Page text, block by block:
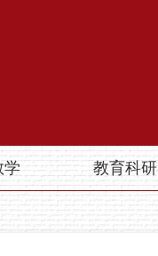
学 教育科研